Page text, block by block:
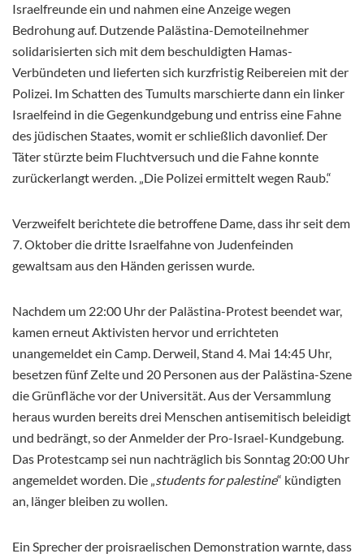
Israelfreunde ein und nahmen eine Anzeige wegen
Bedrohung auf. Dutzende Palästina-Demoteilnehmer
solidarisierten sich mit dem beschuldigten Hamas-
Verbündeten und lieferten sich kurzfristig Reibereien mit der
Polizei. Im Schatten des Tumults marschierte dann ein linker
Israelfeind in die Gegenkundgebung und entriss eine Fahne
des jüdischen Staates, womit er schließlich davonlief. Der
Täter stürzte beim Fluchtversuch und die Fahne konnte
zurückerlangt werden. „Die Polizei ermittelt wegen Raub.“
Verzweifelt berichtete die betroffene Dame, dass ihr seit dem
7. Oktober die dritte Israelfahne von Judenfeinden
gewaltsam aus den Händen gerissen wurde.
Nachdem um 22:00 Uhr der Palästina-Protest beendet war,
kamen erneut Aktivisten hervor und errichteten
unangemeldet ein Camp. Derweil, Stand 4. Mai 14:45 Uhr,
besetzen fünf Zelte und 20 Personen aus der Palästina-Szene
die Grünfläche vor der Universität. Aus der Versammlung
heraus wurden bereits drei Menschen antisemitisch beleidigt
und bedrängt, so der Anmelder der Pro-Israel-Kundgebung.
Das Protestcamp sei nun nachträglich bis Sonntag 20:00 Uhr
angemeldet worden. Die „students for palestine“ kündigten
an, länger bleiben zu wollen.
Ein Sprecher der proisraelischen Demonstration warnte, dass